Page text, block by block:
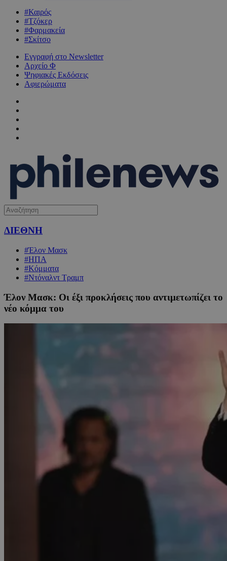
#Καιρός
#Τζόκερ
#Φαρμακεία
#Σκίτσο
Εγγραφή στο Newsletter
Αρχείο Φ
Ψηφιακές Εκδόσεις
Αφιερώματα
ΔΙΕΘΝΗ
#Έλον Μασκ
#ΗΠΑ
#Κόμματα
#Ντόναλντ Τραμπ
Έλον Μασκ: Οι έξι προκλήσεις που αντιμετωπίζει το
νέο κόμμα του